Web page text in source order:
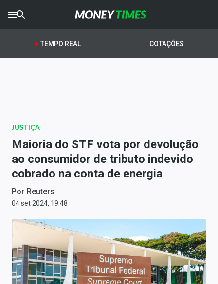
CRYPTOTIMES
AGROTIMES
Newsletters
Anuncie
Últimas Notícias
Newsletters
Cotações
Comprar ou vender?
TEMPO REAL COTAÇÕES
JUSTIÇA
Maioria do STF vota por devolução
ao consumidor de tributo indevido
cobrado na conta de energia
Por Reuters
04 set 2024, 19:48